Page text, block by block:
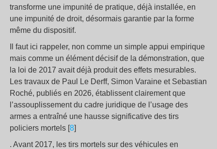
transforme une impunité de pratique, déjà installée, en
une impunité de droit, désormais garantie par la forme
même du dispositif.
Il faut ici rappeler, non comme un simple appui empirique
mais comme un élément décisif de la démonstration, que
la loi de 2017 avait déjà produit des effets mesurables.
Les travaux de Paul Le Derff, Simon Varaine et Sebastian
Roché, publiés en 2026, établissent clairement que
l’assouplissement du cadre juridique de l’usage des
armes a entraîné une hausse significative des tirs
policiers mortels [8]
. Avant 2017, les tirs mortels sur des véhicules en